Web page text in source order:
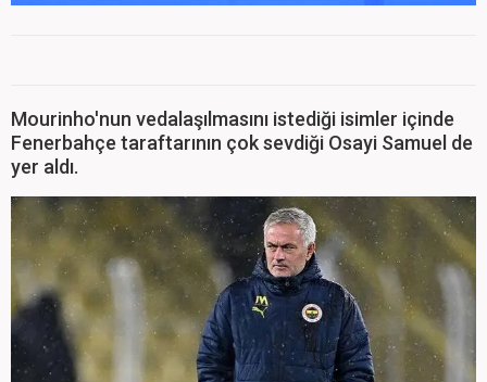
Mourinho'nun vedalaşılmasını istediği isimler içinde
Fenerbahçe taraftarının çok sevdiği Osayi Samuel de
yer aldı.